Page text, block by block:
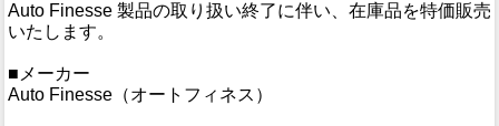
Auto Finesse 製品の取り扱い終了に伴い、在庫品を特価販売
いたします。
■メーカー
Auto Finesse（オートフィネス）